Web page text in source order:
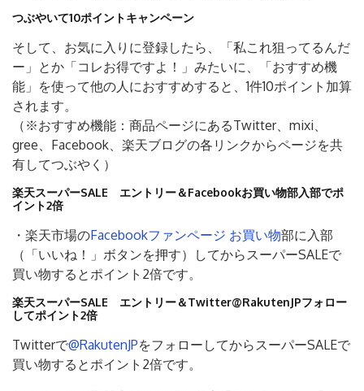
つぶやいて10ポイントキャンペーン
そして、お気に入りに登録したら、「私これ狙ってるんだ
ー」とか「コレお得ですよ！」みたいに、「おすすめ機
能」を使って他の人におすすめすると、1件10ポイント加算
されます。
（※おすすめ機能：商品ページにあるTwitter、mixi、
gree、Facebook、楽天ブログの各リンクからページを共
有してつぶやく）
楽天スーパーSALE エントリー＆Facebookお買い物部入部でポ
イント2倍
・楽天市場のFacebookファンページ お買い物部に入部
（「いいね！」ボタンを押す）してからスーパーSALEで
買い物するとポイント2倍です。
楽天スーパーSALE エントリー＆Twitter@RakutenJPフォロー
してポイント2倍
Twitterで@RakutenJPをフォローしてからスーパーSALEで
買い物するとポイント2倍です。